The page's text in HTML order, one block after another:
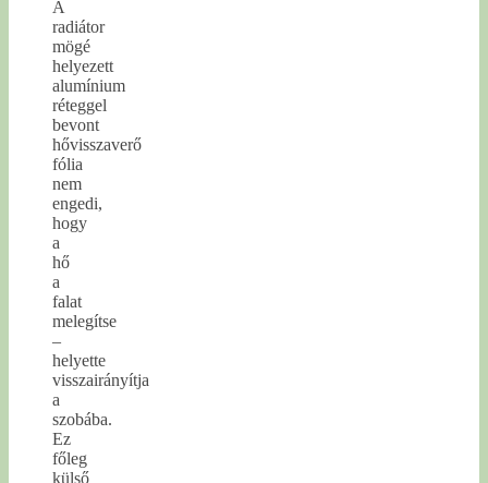
A
radiátor
mögé
helyezett
alumínium
réteggel
bevont
hővisszaverő
fólia
nem
engedi,
hogy
a
hő
a
falat
melegítse
–
helyette
visszairányítja
a
szobába.
Ez
főleg
külső